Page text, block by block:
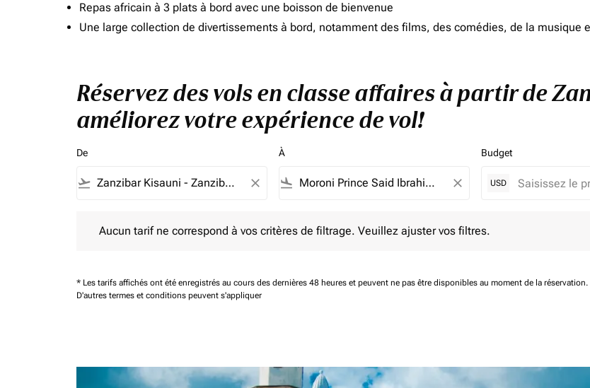
Repas africain à 3 plats à bord avec une boisson de bienvenue
Une large collection de divertissements à bord, notamment des films, des comédies, de la musique
Réservez des vols en classe affaires à partir de
améliorez votre expérience de vol!
De
flight_takeoff close
À
flight_land close
Budget
USD
Aucun tarif ne correspond à vos critères de filtrage. Veuillez ajuster vos filtres.
* Les tarifs affichés ont été enregistrés au cours des dernières 48 heures et peuvent ne pas être disponibles au moment de la réservation.
D'autres termes et conditions peuvent s'appliquer